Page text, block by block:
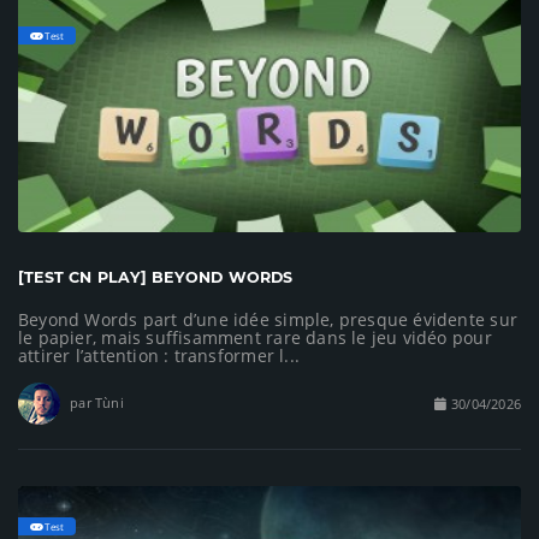
Test
[TEST CN PLAY] BEYOND WORDS
Beyond Words part d’une idée simple, presque évidente sur
le papier, mais suffisamment rare dans le jeu vidéo pour
attirer l’attention : transformer l...
par Tùni 30/04/2026
Test